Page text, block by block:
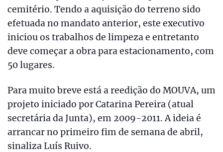
cemitério. Tendo a aquisição do terreno sido
efetuada no mandato anterior, este executivo
iniciou os trabalhos de limpeza e entretanto
deve começar a obra para estacionamento, com
50 lugares.
Para muito breve está a reedição do MOUVA, um
projeto iniciado por Catarina Pereira (atual
secretária da Junta), em 2009-2011. A ideia é
arrancar no primeiro fim de semana de abril,
sinaliza Luís Ruivo.